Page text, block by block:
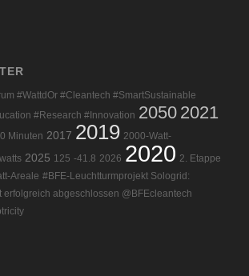
#WattdOr #Cleantech #SmartSustainable
#Research #Innovation 2050 2021
Minuten 2017 2019 2000-Watt-
2025 125 -41.8 2026 2020 2. Etappe
Areale #BFE-Leuchtturmprojekt Sologrid:
erfolgreich abgeschlossen @BFEcleantech